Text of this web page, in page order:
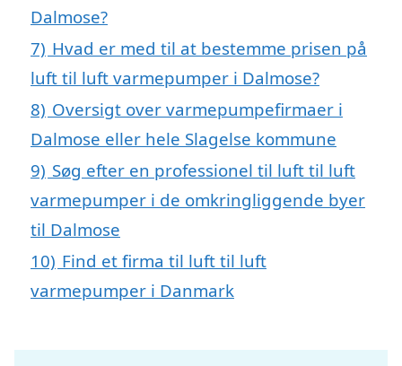
Dalmose?
7) Hvad er med til at bestemme prisen på
luft til luft varmepumper i Dalmose?
8) Oversigt over varmepumpefirmaer i
Dalmose eller hele Slagelse kommune
9) Søg efter en professionel til luft til luft
varmepumper i de omkringliggende byer
til Dalmose
10) Find et firma til luft til luft
varmepumper i Danmark